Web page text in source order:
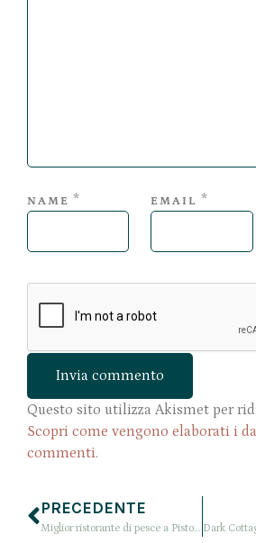
NAME * EMAIL *
Questo sito utilizza Akismet per
Scopri come vengono elaborati i
commenti.
PRECEDENTE
Miglior ristorante di pesce a Pistoia: Rosso Veneziano è l’eccellenza